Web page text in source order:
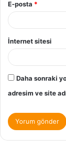
E-posta *
İnternet sitesi
Daha sonraki
adresim ve site